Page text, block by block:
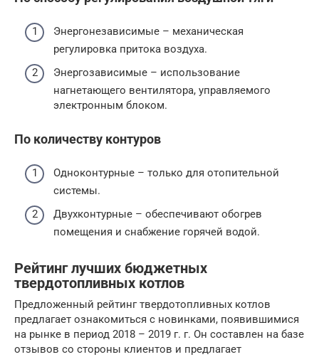
Энергонезависимые – механическая
регулировка притока воздуха.
Энергозависимые – использование
нагнетающего вентилятора, управляемого
электронным блоком.
По количеству контуров
Одноконтурные – только для отопительной
системы.
Двухконтурные – обеспечивают обогрев
помещения и снабжение горячей водой.
Рейтинг лучших бюджетных
твердотопливных котлов
Предложенный рейтинг твердотопливных котлов
предлагает ознакомиться с новинками, появившимися
на рынке в период 2018 – 2019 г. г. Он составлен на базе
отзывов со стороны клиентов и предлагает